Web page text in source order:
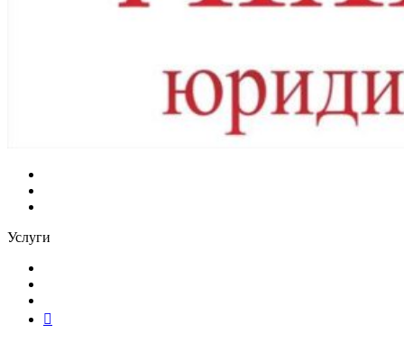
Услуги